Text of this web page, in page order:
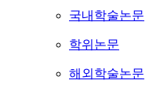
국내학술논문
학위논문
해외학술논문